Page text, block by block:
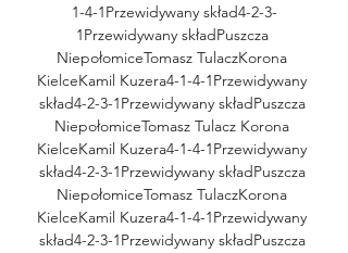
1-4-1Przewidywany skład4-2-3-
1Przewidywany składPuszcza
NiepołomiceTomasz TulaczKorona
KielceKamil Kuzera4-1-4-1Przewidywany
skład4-2-3-1Przewidywany składPuszcza
NiepołomiceTomasz Tulacz Korona
KielceKamil Kuzera4-1-4-1Przewidywany
skład4-2-3-1Przewidywany składPuszcza
NiepołomiceTomasz TulaczKorona
KielceKamil Kuzera4-1-4-1Przewidywany
skład4-2-3-1Przewidywany składPuszcza